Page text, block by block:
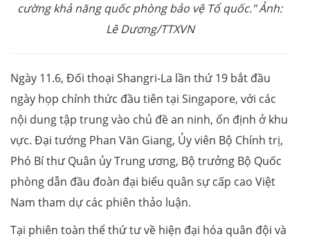
cường khả năng quốc phòng bảo vệ Tổ quốc." Ảnh:
Lê Dương/TTXVN
Ngày 11.6, Đối thoại Shangri-La lần thứ 19 bắt đầu
ngày họp chính thức đầu tiên tại Singapore, với các
nội dung tập trung vào chủ đề an ninh, ổn định ở khu
vực. Đại tướng Phan Văn Giang, Ủy viên Bộ Chính trị,
Phó Bí thư Quân ủy Trung ương, Bộ trưởng Bộ Quốc
phòng dẫn đầu đoàn đại biểu quân sự cấp cao Việt
Nam tham dự các phiên thảo luận.
Tại phiên toàn thể thứ tư về hiện đại hóa quân đội và